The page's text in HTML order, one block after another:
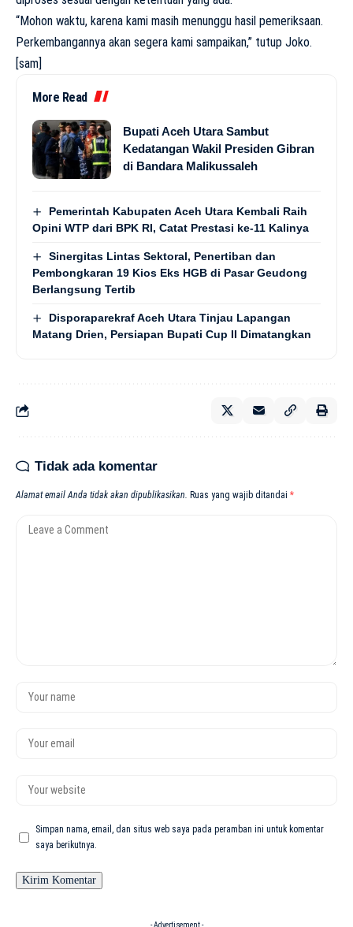
“Mohon waktu, karena kami masih menunggu hasil pemeriksaan.
Perkembangannya akan segera kami sampaikan,” tutup Joko.
[sam]
More Read
Bupati Aceh Utara Sambut
Kedatangan Wakil Presiden Gibran
di Bandara Malikussaleh
Pemerintah Kabupaten Aceh Utara Kembali Raih
Opini WTP dari BPK RI, Catat Prestasi ke-11 Kalinya
Sinergitas Lintas Sektoral, Penertiban dan
Pembongkaran 19 Kios Eks HGB di Pasar Geudong
Berlangsung Tertib
Disporaparekraf Aceh Utara Tinjau Lapangan
Matang Drien, Persiapan Bupati Cup II Dimatangkan
Tidak ada komentar
Alamat email Anda tidak akan dipublikasikan. Ruas yang wajib ditandai *
Simpan nama, email, dan situs web saya pada peramban ini untuk komentar
saya berikutnya.